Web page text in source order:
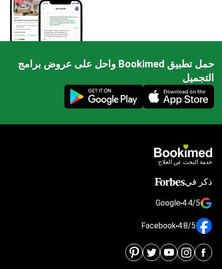
حمل تطبيق Bookimed واحل على عروض برامج
التجميل
Mobile app illustration
خدمة البحث عن العلاج
ذكر في
4.4/5
Google
4.8/5
Facebook